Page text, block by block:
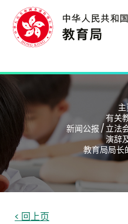
主
有关
新闻公报 / 立法
演辞
教育局局长
< 回上页